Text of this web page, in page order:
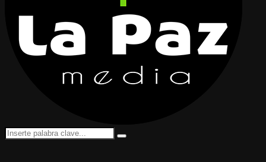
Search
for:
Search